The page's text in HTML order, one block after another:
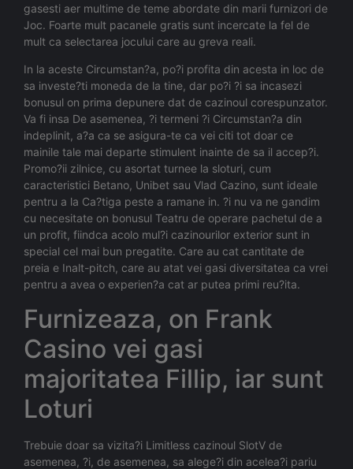
gasesti aer multime de teme abordate din marii furnizori de
Joc. Foarte mult pacanele gratis sunt incercate la fel de
mult ca selectarea jocului care au greva reali.
In la aceste Circumstan?a, po?i profita din acesta in loc de
sa investe?ti moneda de la tine, dar po?i ?i sa incasezi
bonusul on prima depunere dat de cazinoul corespunzator.
Va fi insa De asemenea, ?i termeni ?i Circumstan?a din
indeplinit, a?a ca se asigura-te ca vei citi tot doar ce
mainile tale mai departe stimulent inainte de sa il accep?i.
Promo?ii zilnice, cu asortat turnee la sloturi, cum
caracteristici Betano, Unibet sau Vlad Cazino, sunt ideale
pentru a la Ca?tiga peste a ramane in. ?i nu va ne gandim
cu necesitate on bonusul Teatru de operare pachetul de a
un profit, fiindca acolo mul?i cazinourilor exterior sunt in
special cel mai bun pregatite. Care au cat cantitate de
preia e Inalt-pitch, care au atat vei gasi diversitatea ca vrei
pentru a avea o experien?a cat ar putea primi reu?ita.
Furnizeaza, on Frank
Casino vei gasi
majoritatea Fillip, iar sunt
Loturi
Trebuie doar sa vizita?i Limitless cazinoul SlotV de
asemenea, ?i, de asemenea, sa alege?i din acelea?i pariu